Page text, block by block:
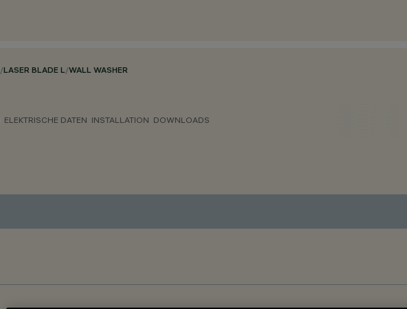
/LASER BLADE L/WALL WASHER
ELEKTRISCHE DATEN INSTALLATION DOWNLOADS